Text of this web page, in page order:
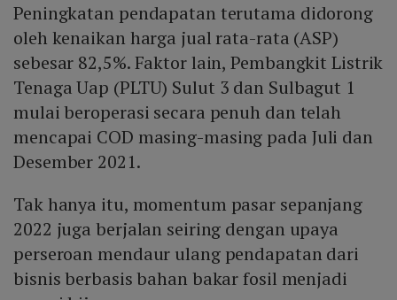
Peningkatan pendapatan terutama didorong
oleh kenaikan harga jual rata-rata (ASP)
sebesar 82,5%. Faktor lain, Pembangkit Listrik
Tenaga Uap (PLTU) Sulut 3 dan Sulbagut 1
mulai beroperasi secara penuh dan telah
mencapai COD masing-masing pada Juli dan
Desember 2021.
Tak hanya itu, momentum pasar sepanjang
2022 juga berjalan seiring dengan upaya
perseroan mendaur ulang pendapatan dari
bisnis berbasis bahan bakar fosil menjadi